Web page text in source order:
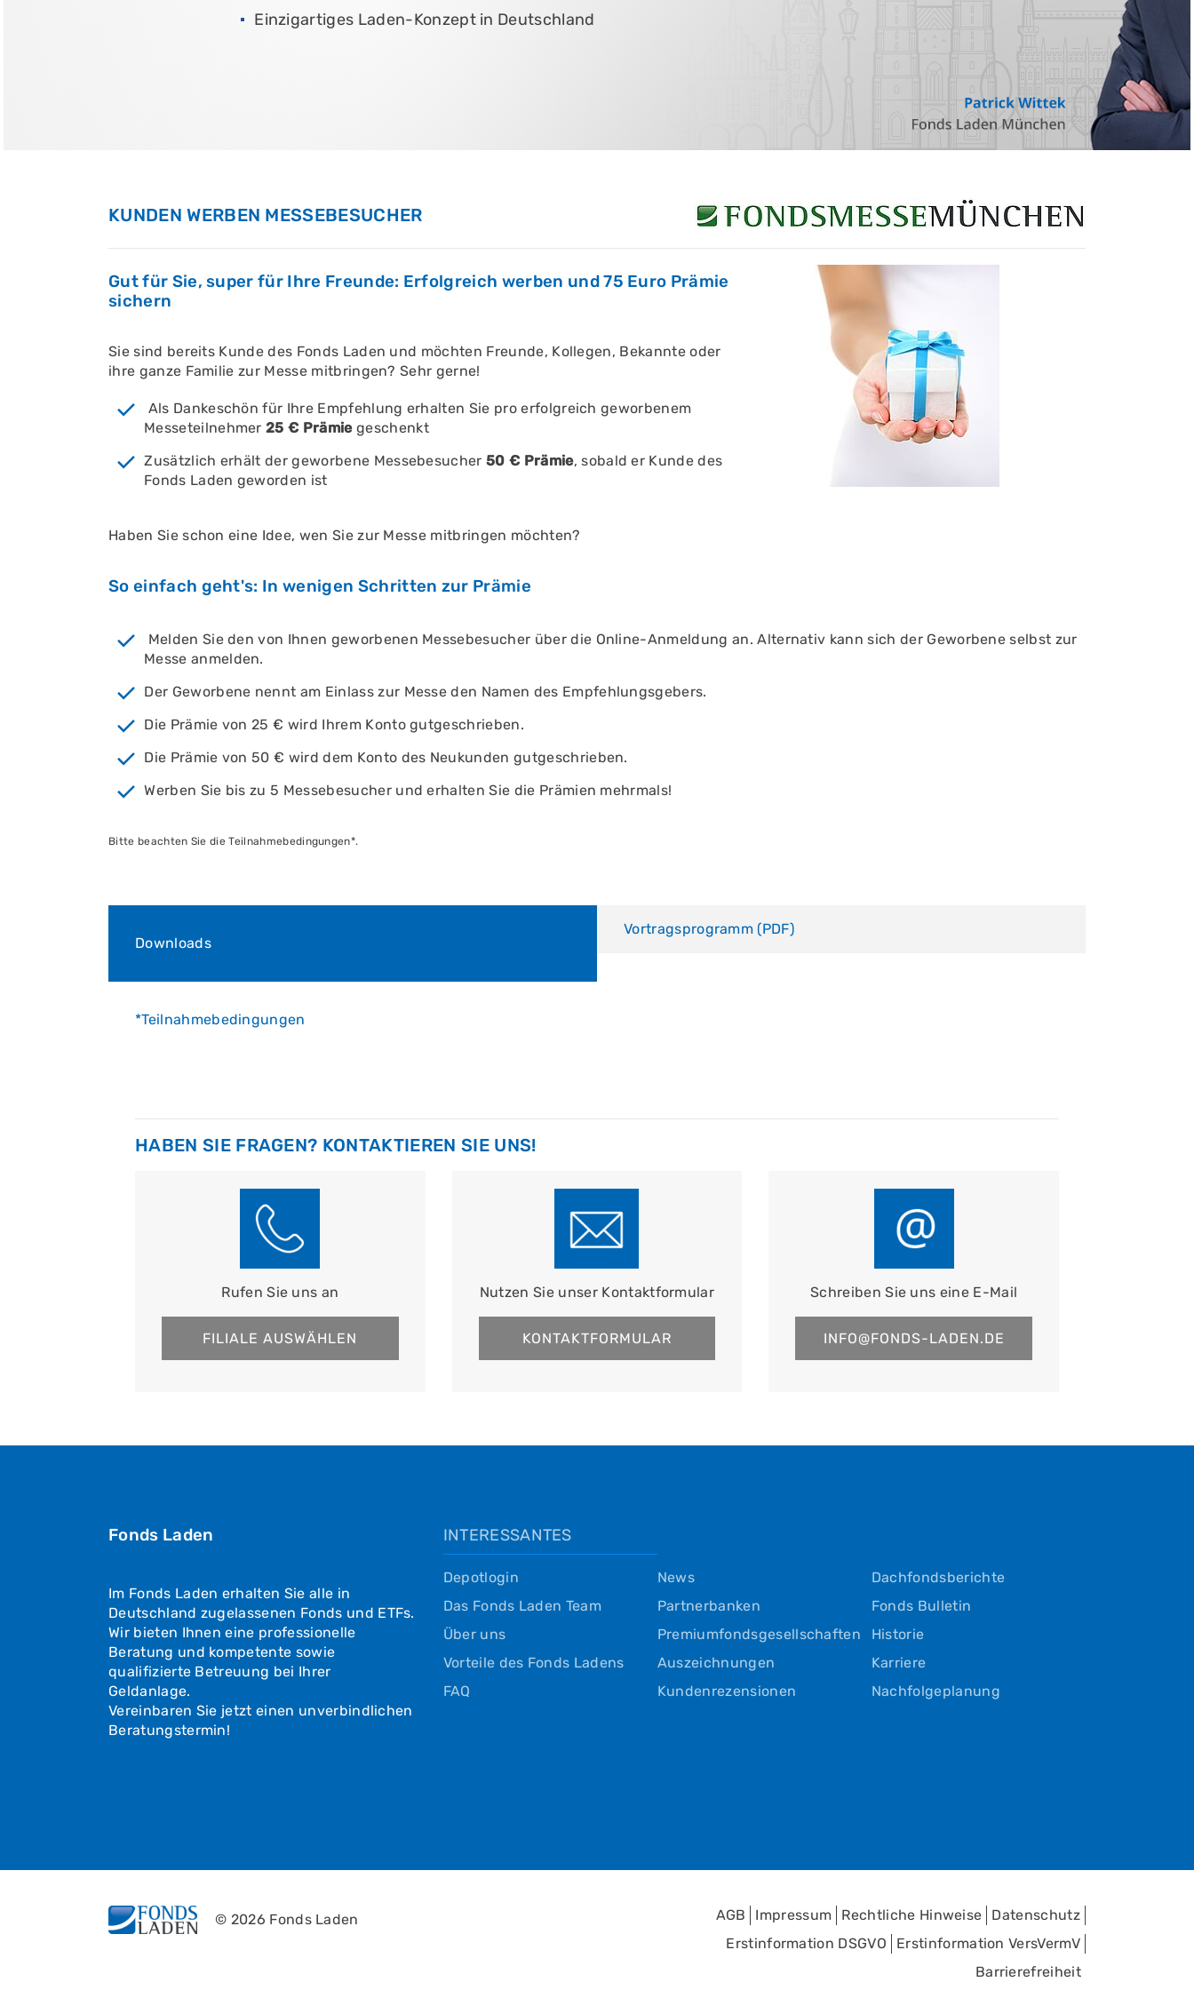
Einzigartiges Laden-Konzept in Deutschland
KUNDEN WERBEN MESSEBESUCHER
Gut für Sie, super für Ihre Freunde: Erfolgreich werben und 75 Euro Prämie
sichern
Sie sind bereits Kunde des Fonds Laden und möchten Freunde, Kollegen, Bekannte oder
ihre ganze Familie zur Messe mitbringen? Sehr gerne!
Als Dankeschön für Ihre Empfehlung erhalten Sie pro erfolgreich geworbenem
Messeteilnehmer25 € Prämiegeschenkt
Zusätzlich erhält der geworbene Messebesucher50 € Prämie, sobald er Kunde des
Fonds Laden geworden ist
Haben Sie schon eine Idee, wen Sie zur Messe mitbringen möchten?
So einfach geht's: In wenigen Schritten zur Prämie
Melden Sie den von Ihnen geworbenen Messebesucher über die Online-Anmeldung an. Alternativ kann sich der Geworbene selbst zur
Messe anmelden.
Der Geworbene nennt am Einlass zur Messe den Namen des Empfehlungsgebers.
Die Prämie von 25 € wird Ihrem Konto gutgeschrieben.
Die Prämie von 50 € wird dem Konto des Neukunden gutgeschrieben.
Werben Sie bis zu 5 Messebesucher und erhalten Sie die Prämien mehrmals!
Bitte beachten Sie die Teilnahmebedingungen*.
Downloads
*Teilnahmebedingungen
Vortragsprogramm (PDF)
HABEN SIE FRAGEN? KONTAKTIEREN SIE UNS!
Rufen Sie uns an
FILIALE AUSWÄHLEN
Nutzen Sie unser Kontaktformular
KONTAKTFORMULAR
Schreiben Sie uns eine E-Mail
INFO@FONDS-LADEN.DE
Fonds Laden
Im Fonds Laden erhalten Sie alle in
Deutschland zugelassenen Fonds und ETFs.
Wir bieten Ihnen eine professionelle
Beratung und kompetente sowie
qualifizierte Betreuung bei Ihrer
Geldanlage.
Vereinbaren Sie jetzt einen unverbindlichen
Beratungstermin!
INTERESSANTES
Depotlogin News
Dachfondsberichte
Das Fonds Laden Team
Partnerbanken
Fonds Bulletin
Über uns
Premiumfondsgesellschaften
Historie
Vorteile des Fonds Ladens
Auszeichnungen
Karriere
FAQ
Kundenrezensionen Nachfolgeplanung
AGB Impressum Rechtliche Hinweise
Datenschutz
Erstinformation DSGVO
Erstinformation VersVermV
Barrierefreiheit
© 2026 Fonds Laden